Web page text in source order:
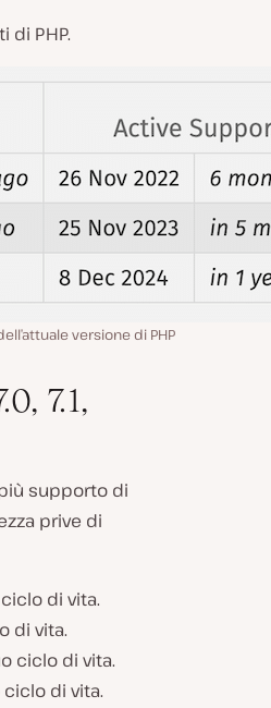
di PHP.
versione di PHP
7.1,
supporto di
prive di
di vita.
di vita.
ciclo di vita.
ciclo di vita.